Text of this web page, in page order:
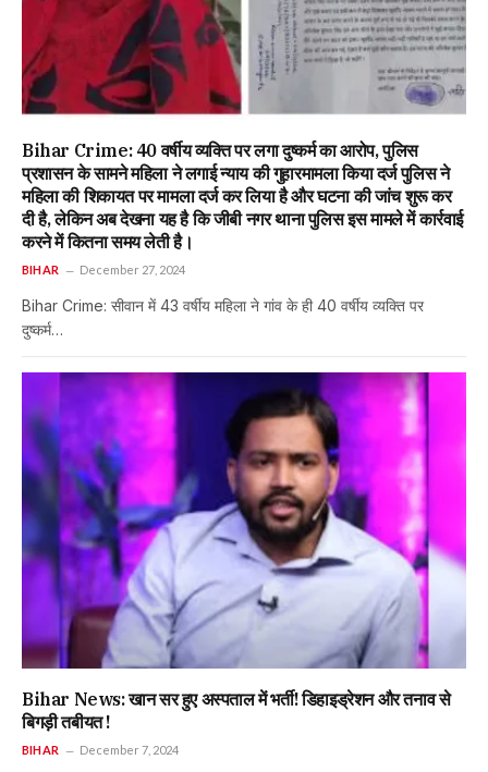
Bihar Crime: 40 वर्षीय व्यक्ति पर लगा दुष्कर्म का आरोप, पुलिस
प्रशासन के सामने महिला ने लगाई न्याय की गुहारमामला किया दर्ज पुलिस ने
महिला की शिकायत पर मामला दर्ज कर लिया है और घटना की जांच शुरू कर
दी है, लेकिन अब देखना यह है कि जीबी नगर थाना पुलिस इस मामले में कार्रवाई
करने में कितना समय लेती है।
BIHAR December 27, 2024
Bihar Crime: सीवान में 43 वर्षीय महिला ने गांव के ही 40 वर्षीय व्यक्ति पर
दुष्कर्म…
Bihar News: खान सर हुए अस्पताल में भर्ती! डिहाइड्रेशन और तनाव से
बिगड़ी तबीयत !
BIHAR December 7, 2024